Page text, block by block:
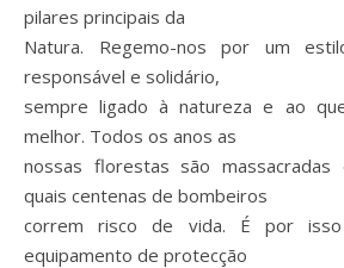
pilares principais da
Natura. Regemo-nos por um
responsável e solidário,
sempre ligado à natureza e ao
melhor. Todos os anos as
nossas florestas são massacradas
quais centenas de bombeiros
correm risco de vida. É por
equipamento de protecção